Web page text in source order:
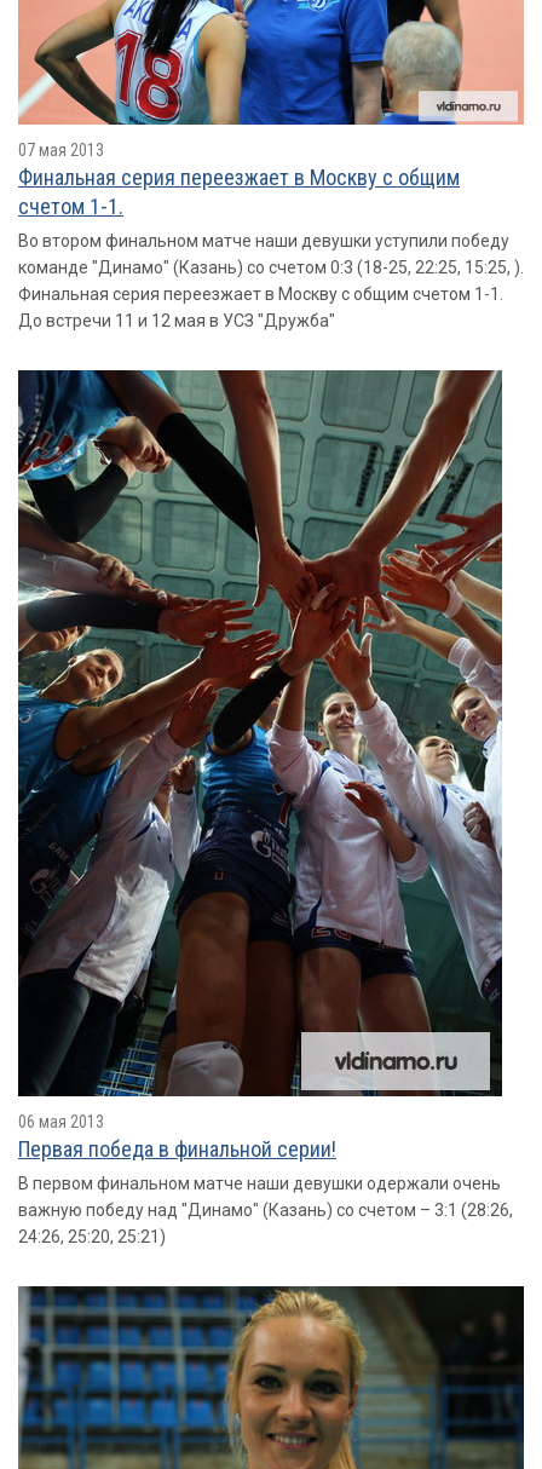
07 мая 2013
Финальная серия переезжает в Москву с общим
счетом 1-1.
Во втором финальном матче наши девушки уступили победу
команде "Динамо" (Казань) со счетом 0:3 (18-25, 22:25, 15:25, ).
Финальная серия переезжает в Москву с общим счетом 1-1.
До встречи 11 и 12 мая в УСЗ "Дружба"
06 мая 2013
Первая победа в финальной серии!
В первом финальном матче наши девушки одержали очень
важную победу над "Динамо" (Казань) со счетом – 3:1 (28:26,
24:26, 25:20, 25:21)